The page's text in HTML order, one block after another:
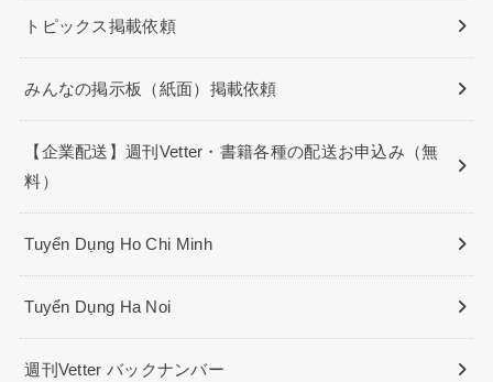
トピックス掲載依頼
みんなの掲示板（紙面）掲載依頼
【企業配送】週刊Vetter・書籍各種の配送お申込み（無
料）
Tuyển Dụng Ho Chi Minh
Tuyển Dụng Ha Noi
週刊Vetter バックナンバー